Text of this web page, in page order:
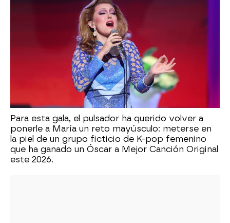
Para esta gala, el pulsador ha querido volver a
ponerle a María un reto mayúsculo: meterse en
la piel de un grupo ficticio de K-pop femenino
que ha ganado un Óscar a Mejor Canción Original
este 2026.